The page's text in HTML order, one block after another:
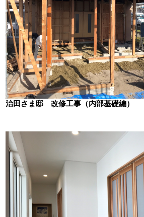
治田さま邸 改修工事（内部基礎編）